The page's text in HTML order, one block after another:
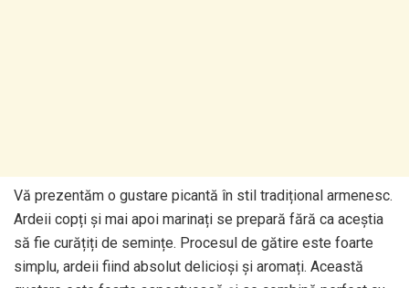
Vă prezentăm o gustare picantă în stil tradițional armenesc.
Ardeii copți și mai apoi marinați se prepară fără ca aceștia
să fie curățiți de semințe. Procesul de gătire este foarte
simplu, ardeii fiind absolut delicioși și aromați. Această